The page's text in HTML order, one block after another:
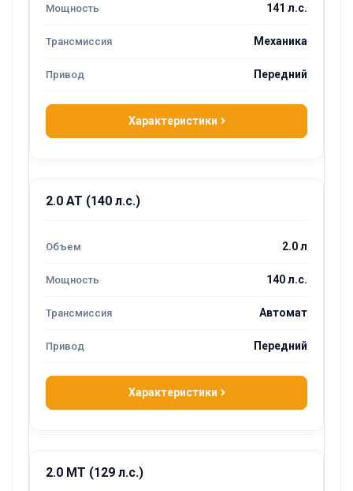
141 л.с.
Механика
Передний
Характеристики
2.0 AT (140 л.с.)
2.0 л
140 л.с.
Автомат
Передний
Характеристики
2.0 MT (129 л.с.)